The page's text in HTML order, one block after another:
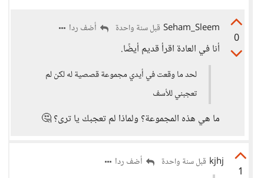
0
Seham_Sleem قبل سنة واحدة أضف ردا
أنا في العادة اقرأ قديم أيضًا.
لحد ما وقعت في أيدي مجموعة قصصية له لكن لم
تعجبني للأسف
ما هي هذه المجموعة؟ ولماذا لم تعجبك يا ترى؟ 🤔
1
kjhj قبل سنة واحدة
أضف ردا